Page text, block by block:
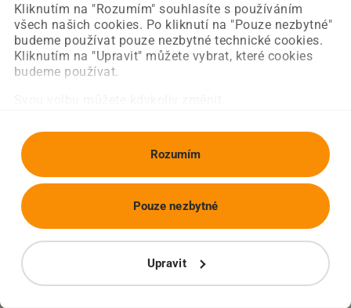
Kliknutím na "Rozumím" souhlasíte s používáním
všech našich cookies. Po kliknutí na "Pouze nezbytné"
budeme používat pouze nezbytné technické cookies.
Kliknutím na "Upravit" můžete vybrat, které cookies
budeme používat.
Rozumím
Upravit
Pouze nezbytné
Obnovit stránku Úvodní strana